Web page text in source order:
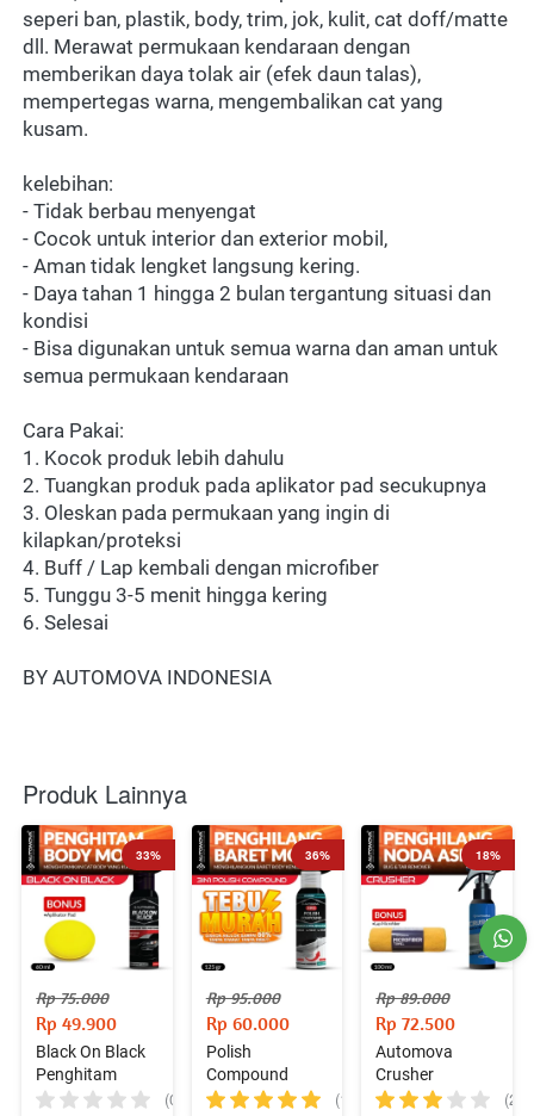
seperi ban, plastik, body, trim, jok, kulit, cat doff/matte
dll. Merawat permukaan kendaraan dengan
memberikan daya tolak air (efek daun talas),
mempertegas warna, mengembalikan cat yang
kusam.
kelebihan:
- Tidak berbau menyengat
- Cocok untuk interior dan exterior mobil,
- Aman tidak lengket langsung kering.
- Daya tahan 1 hingga 2 bulan tergantung situasi dan
kondisi
- Bisa digunakan untuk semua warna dan aman untuk
semua permukaan kendaraan
Cara Pakai:
1. Kocok produk lebih dahulu
2. Tuangkan produk pada aplikator pad secukupnya
3. Oleskan pada permukaan yang ingin di
kilapkan/proteksi
4. Buff / Lap kembali dengan microfiber
5. Tunggu 3-5 menit hingga kering
6. Selesai
BY AUTOMOVA INDONESIA
Produk Lainnya
Rp 75.000
Rp 49.900
Black On Black
Penghitam
Body Plastik 60
(0)
33%
Rp 95.000
Rp 60.000
Polish
Compound
Penghilang
(13)
36%
Rp 89.000
Rp 72.500
Automova
Crusher
Penghilang
(2)
18%